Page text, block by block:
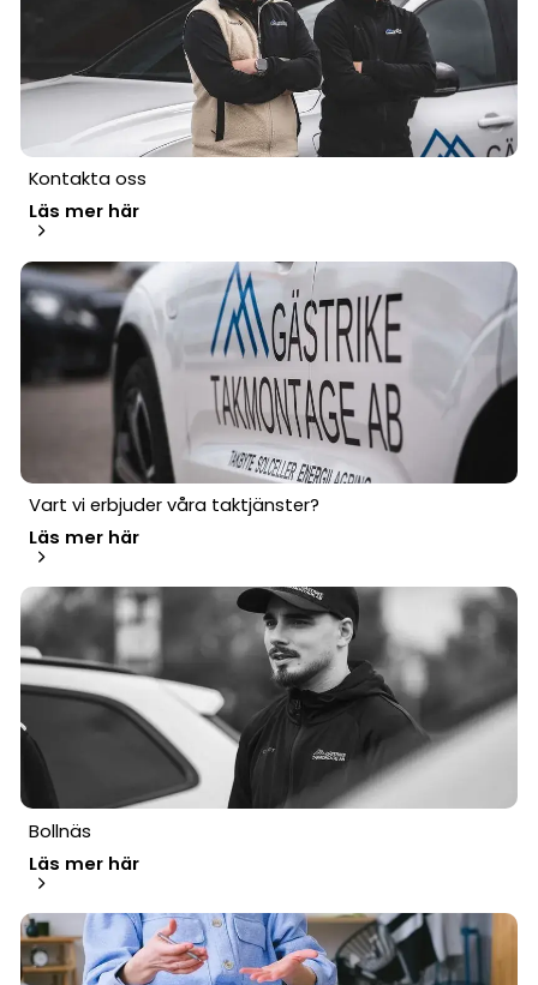
Kontakta oss
Läs mer här
Vart vi erbjuder våra taktjänster?
Läs mer här
Bollnäs
Läs mer här